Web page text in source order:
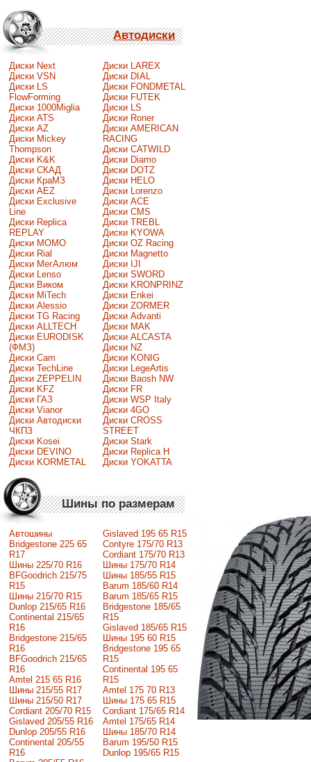
Автодиски
Диски Next
Диски VSN
Диски LS
FlowForming
Диски 1000Miglia
Диски ATS
Диски AZ
Диски Mickey
Thompson
Диски K&K
Диски СКАД
Диски КраМЗ
Диски AEZ
Диски Exclusive
Line
Диски Replica
REPLAY
Диски MOMO
Диски Rial
Диски МегАлюм
Диски Lenso
Диски Виком
Диски MiTech
Диски Alessio
Диски TG Racing
Диски ALLTECH
Диски EURODISK
(ФМЗ)
Диски Cam
Диски TechLine
Диски ZEPPELIN
Диски KFZ
Диски ГАЗ
Диски Vianor
Диски Автодиски
ЧКПЗ
Диски Kosei
Диски DEVINO
Диски KORMETAL
Диски LAREX
Диски DIAL
Диски FONDMETAL
Диски FUTEK
Диски LS
Диски Roner
Диски AMERICAN
RACING
Диски CATWILD
Диски Diamo
Диски DOTZ
Диски HELO
Диски Lorenzo
Диски ACE
Диски CMS
Диски TREBL
Диски KYOWA
Диски OZ Racing
Диски Magnetto
Диски IJI
Диски SWORD
Диски KRONPRINZ
Диски Enkei
Диски ZORMER
Диски Advanti
Диски MAK
Диски ALCASTA
Диски NZ
Диски KONIG
Диски LegeArtis
Диски Baosh NW
Диски FR
Диски WSP Italy
Диски 4GO
Диски CROSS
STREET
Диски Stark
Диски Replica H
Диски YOKATTA
Шины по размерам
Автошины
Bridgestone 225 65
R17
Шины 225/70 R16
BFGoodrich 215/75
R15
Шины 215/70 R15
Dunlop 215/65 R16
Continental 215/65
R16
Bridgestone 215/65
R16
BFGoodrich 215/65
R16
Amtel 215 65 R16
Шины 215/55 R17
Шины 215/50 R17
Сordiant 205/70 R15
Gislaved 205/55 R16
Dunlop 205/55 R16
Continental 205/55
R16
Gislaved 195 65 R15
Contyre 175/70 R13
Cordiant 175/70 R13
Шины 175/70 R14
Шины 185/55 R15
Barum 185/60 R14
Barum 185/65 R15
Bridgestone 185/65
R15
Gislaved 185/65 R15
Шины 195 60 R15
Bridgestone 195 65
R15
Continental 195 65
R15
Amtel 175 70 R13
Шины 175 65 R15
Cordiant 175/65 R14
Amtel 175/65 R14
Шины 185/70 R14
Barum 195/50 R15
Dunlop 195/65 R15